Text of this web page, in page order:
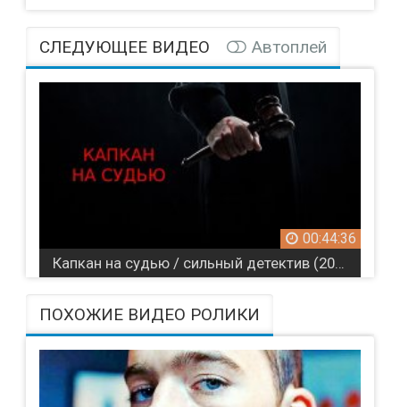
СЛЕДУЮЩЕЕ ВИДЕО Автоплей
00:44:36
Капкан на судью / сильный детектив (2022) Россия
ПОХОЖИЕ ВИДЕО РОЛИКИ